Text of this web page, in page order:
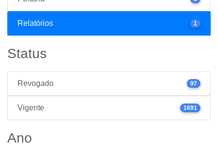
Relatórios 1
Status
Revogado 97
Vigente 1691
Ano